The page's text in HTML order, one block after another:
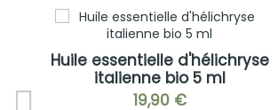
Huile essentielle d'hélichryse
italienne bio 5 ml
19,90 €